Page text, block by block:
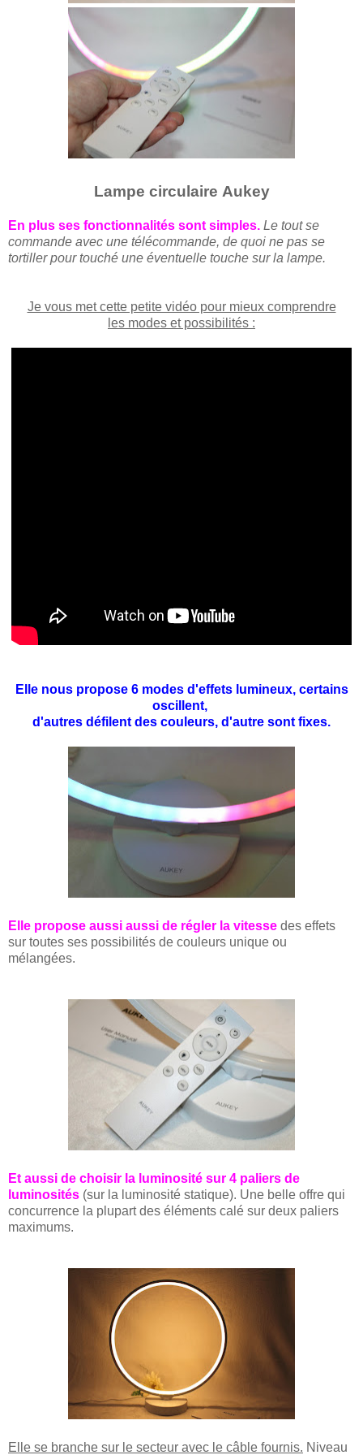
Lampe circulaire Aukey
En plus ses fonctionnalités sont simples. Le tout se
commande avec une télécommande, de quoi ne pas se
tortiller pour touché une éventuelle touche sur la lampe.
Je vous met cette petite vidéo pour mieux comprendre
les modes et possibilités :
Elle nous propose 6 modes d'effets lumineux, certains
oscillent,
d'autres défilent des couleurs, d'autre sont fixes.
Elle propose aussi aussi de régler la vitesse des effets
sur toutes ses possibilités de couleurs unique ou
mélangées.
Et aussi de choisir la luminosité sur 4 paliers de
luminosités (sur la luminosité statique). Une belle offre qui
concurrence la plupart des éléments calé sur deux paliers
maximums.
Elle se branche sur le secteur avec le câble fournis. Niveau